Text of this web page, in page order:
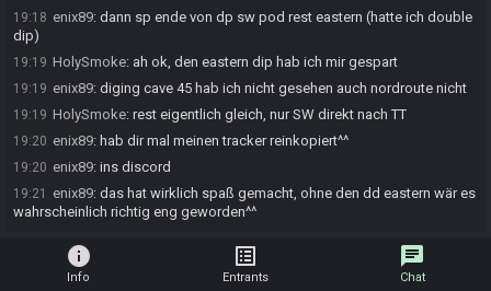
19:18 enix89: dann sp ende von dp sw pod rest eastern (hatte ich double
dip)
19:19 HolySmoke: ah ok, den eastern dip hab ich mir gespart
19:19 enix89: diging cave 45 hab ich nicht gesehen auch nordroute nicht
19:19 HolySmoke: rest eigentlich gleich, nur SW direkt nach TT
19:20 enix89: hab dir mal meinen tracker reinkopiert^^
19:20 enix89: ins discord
19:21 enix89: das hat wirklich spaß gemacht, ohne den dd eastern wär es
wahrscheinlich richtig eng geworden^^
info
Info
list_alt
Entrants
chat
Chat